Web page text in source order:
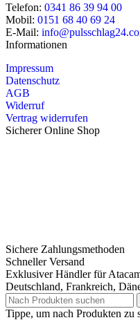
Telefon: 0341 86 39 94 00
Mobil: 0151 68 40 69 24
E-Mail:
Informationen
Impressum
Datenschutz
AGB
Widerruf
Vertrag widerrufen
Sicherer Online Shop
Sichere Zahlungsmethoden
Schneller Versand
Exklusiver Händler für
Deutschland, Frankreich,
Tippe, um nach Produkten zu